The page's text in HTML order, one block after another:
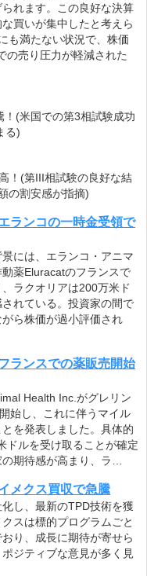
れます。この良好な決算
買いが集中したと考えら
も満たない状況で、株価
の売り圧力が軽減された
(米国での第3相試験成功
る)
！(第III相試験の良好な結
の割安感が指摘)
ランコの一時金受領で
には、エランコ・アニマ
薬Eluracatのフランスで
ラクオリアは200万米ド
れている。投資家の間で
ら株価が過小評価され
ランスでの薬販売開始
Health Inc.がグレリン
始し、これに伴うマイル
を発表しました。具体的
ドルを受け取ることが確定
の期待感が高まり、ラ…
メクス買収で急騰
し、最新のTPD技術を獲
スは標的プログラムごと
り、成長に期待が寄せら
ジティブな意見が多く見